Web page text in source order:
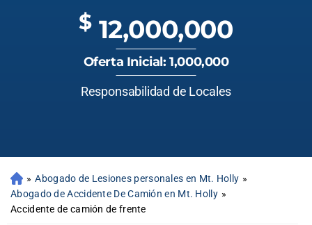
$ 12,000,000
Oferta Inicial: 1,000,000
Responsabilidad de Locales
» Abogado de Lesiones personales en Mt. Holly »
Abogado de Accidente De Camión en Mt. Holly »
Accidente de camión de frente